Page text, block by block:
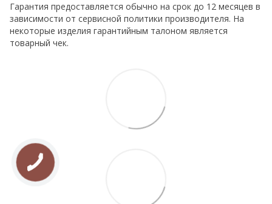
Гарантия предоставляется обычно на срок до 12 месяцев в
зависимости от сервисной политики производителя. На
некоторые изделия гарантийным талоном является
товарный чек.